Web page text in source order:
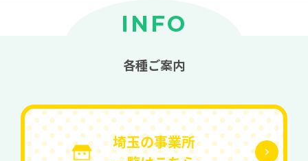
INFO
各種ご案内
埼玉の事業所